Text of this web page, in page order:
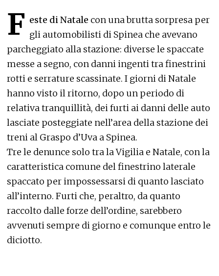
F este di Natale con una brutta sorpresa per
gli automobilisti di Spinea che avevano
parcheggiato alla stazione: diverse le spaccate
messe a segno, con danni ingenti tra finestrini
rotti e serrature scassinate. I giorni di Natale
hanno visto il ritorno, dopo un periodo di
relativa tranquillità, dei furti ai danni delle auto
lasciate posteggiate nell’area della stazione dei
treni al Graspo d’Uva a Spinea.
Tre le denunce solo tra la Vigilia e Natale, con la
caratteristica comune del finestrino laterale
spaccato per impossessarsi di quanto lasciato
all’interno. Furti che, peraltro, da quanto
raccolto dalle forze dell’ordine, sarebbero
avvenuti sempre di giorno e comunque entro le
diciotto.